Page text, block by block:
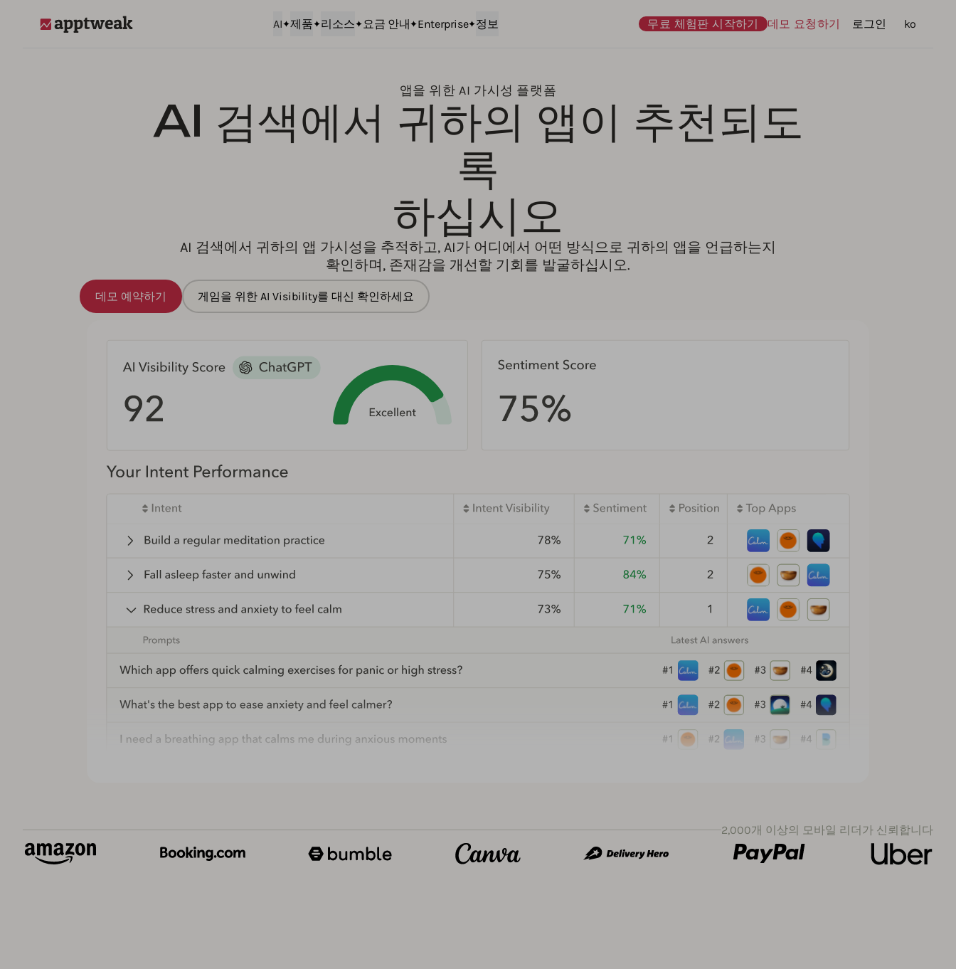
AI 제품 리소스 요금 안내 Enterprise 정보 무료 체험판 시작하기 데모 요청하기 로그인 언어
ko
앱을 위한 AI 가시성 플랫폼
AI 검색에서 귀하의 앱이 추천되도
록
하십시오
AI 검색에서 귀하의 앱 가시성을 추적하고, AI가 어디에서 어떤 방식으로 귀하의 앱을 언급하는지
확인하며, 존재감을 개선할 기회를 발굴하십시오.
데모 예약하기 게임을 위한 AI Visibility를 대신 확인하세요
2,000개 이상의 모바일 리더가 신뢰합니다